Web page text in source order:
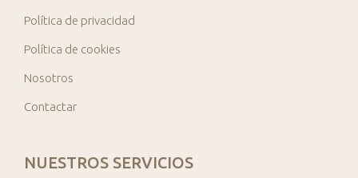
Política de privacidad
Política de cookies
Nosotros
Contactar
NUESTROS SERVICIOS